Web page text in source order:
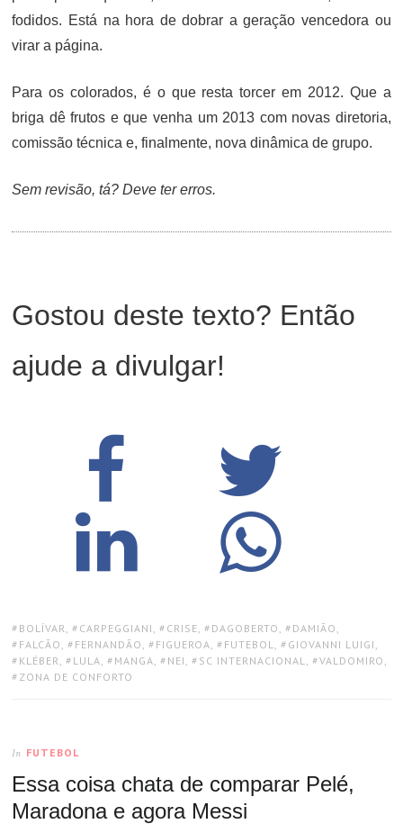
fodidos. Está na hora de dobrar a geração vencedora ou
virar a página.
Para os colorados, é o que resta torcer em 2012. Que a
briga dê frutos e que venha um 2013 com novas diretoria,
comissão técnica e, finalmente, nova dinâmica de grupo.
Sem revisão, tá? Deve ter erros.
Gostou deste texto? Então
ajude a divulgar!
TAGS:
BOLÍVAR, CARPEGGIANI , CRISE, DAGOBERTO , DAMIÃO ,
FALCÃO , FERNANDÃO , FIGUEROA, FUTEBOL, GIOVANNI LUIGI ,
KLÉBER, LULA, MANGA, NEI , SC INTERNACIONAL, VALDOMIRO ,
ZONA DE CONFORTO
In FUTEBOL
Essa coisa chata de comparar Pelé,
Maradona e agora Messi